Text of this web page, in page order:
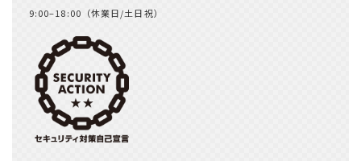
9:00–18:00（休業日/土日祝）